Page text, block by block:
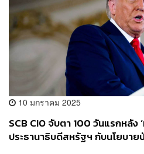
10 มกราคม 2025
SCB CIO จับตา 100 วันแรกหลัง
ประธานาธิบดีสหรัฐฯ กับนโยบาย